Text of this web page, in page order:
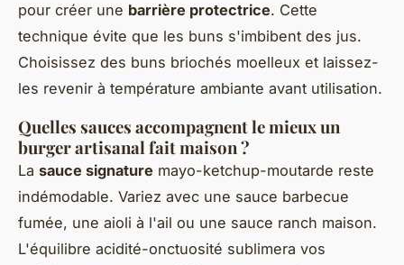
pour créer une barrière protectrice. Cette
technique évite que les buns s'imbibent des jus.
Choisissez des buns briochés moelleux et laissez-
les revenir à température ambiante avant utilisation.
Quelles sauces accompagnent le mieux un
burger artisanal fait maison ?
La sauce signature mayo-ketchup-moutarde reste
indémodable. Variez avec une sauce barbecue
fumée, une aioli à l'ail ou une sauce ranch maison.
L'équilibre acidité-onctuosité sublimera vos